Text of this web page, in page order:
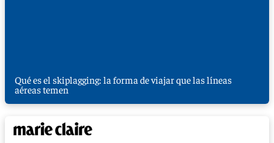
Qué es el skiplagging: la forma de viajar que las líneas
aéreas temen